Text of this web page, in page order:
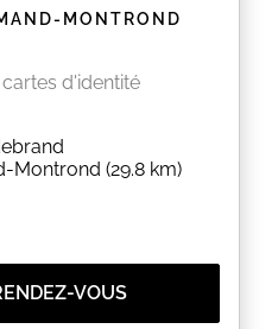
MONTROND
d'identité
Montrond (29.8 km)
VOUS